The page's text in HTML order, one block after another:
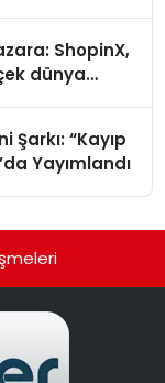
ShopinX,
dünya
Şarkı: “Kayıp
Yayımlandı